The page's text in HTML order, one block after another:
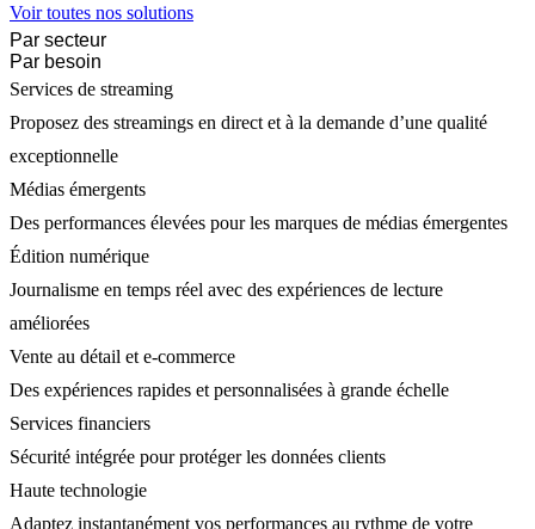
Voir toutes nos solutions
Par secteur
Par besoin
Services de streaming
Proposez des streamings en direct et à la demande d’une qualité
exceptionnelle
Médias émergents
Des performances élevées pour les marques de médias émergentes
Édition numérique
Journalisme en temps réel avec des expériences de lecture
améliorées
Vente au détail et e-commerce
Des expériences rapides et personnalisées à grande échelle
Services financiers
Sécurité intégrée pour protéger les données clients
Haute technologie
Adaptez instantanément vos performances au rythme de votre